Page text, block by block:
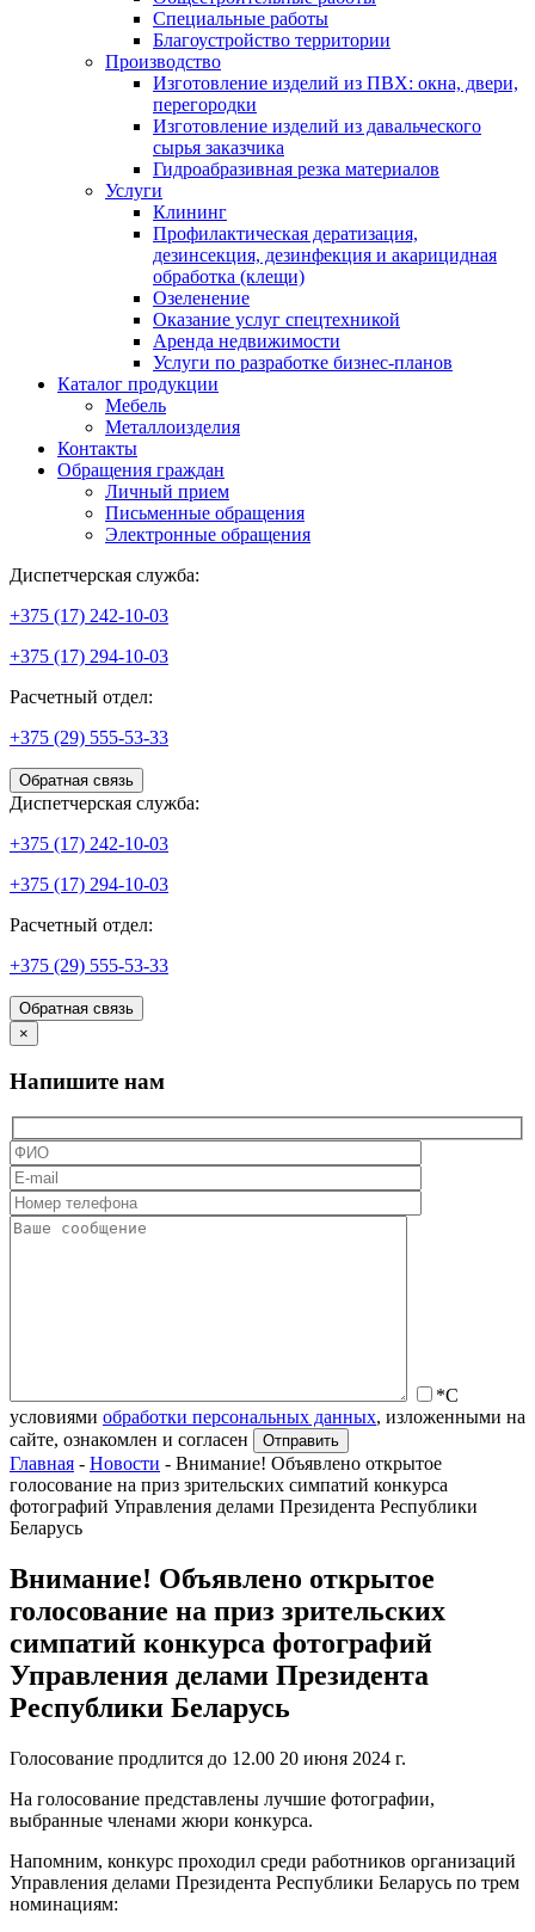
Специальные работы
Благоустройство территории
Производство
Изготовление изделий из ПВХ: окна, двери,
перегородки
Изготовление изделий из давальческого
сырья заказчика
Гидроабразивная резка материалов
Услуги
Клининг
Профилактическая дератизация,
дезинсекция, дезинфекция и акарицидная
обработка (клещи)
Озеленение
Оказание услуг спецтехникой
Аренда недвижимости
Услуги по разработке бизнес-планов
Каталог продукции
Мебель
Металлоизделия
Контакты
Обращения граждан
Личный прием
Письменные обращения
Электронные обращения
Диспетчерская служба:
+375 (17) 242-10-03
+375 (17) 294-10-03
Расчетный отдел:
+375 (29) 555-53-33
Обратная связь
Диспетчерская служба:
+375 (17) 242-10-03
+375 (17) 294-10-03
Расчетный отдел:
+375 (29) 555-53-33
Обратная связь
×
Напишите нам
*С
условиями обработки персональных данных, изложенными на
сайте, ознакомлен и согласен
Главная - Новости - Внимание! Объявлено открытое
голосование на приз зрительских симпатий конкурса
фотографий Управления делами Президента Республики
Беларусь
Внимание! Объявлено открытое
голосование на приз зрительских
симпатий конкурса фотографий
Управления делами Президента
Республики Беларусь
Голосование продлится до 12.00 20 июня 2024 г.
На голосование представлены лучшие фотографии,
выбранные членами жюри конкурса.
Напомним, конкурс проходил среди работников организаций
Управления делами Президента Республики Беларусь по трем
номинациям: